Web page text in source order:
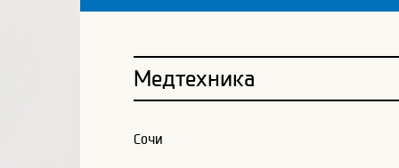
Медтехника
Сочи